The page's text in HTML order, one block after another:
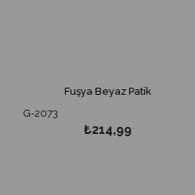
Fuşya Beyaz Patik
G-2073
₺214,99